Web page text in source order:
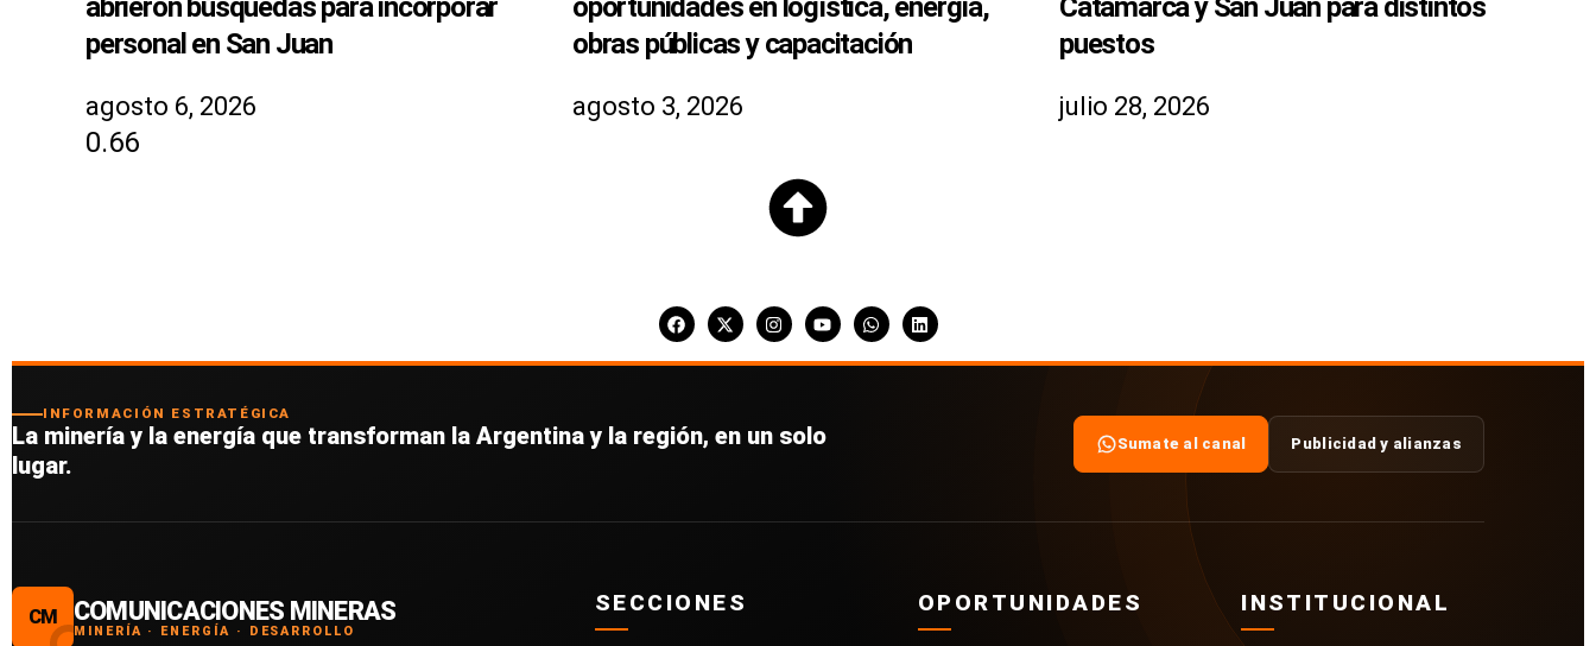
personal en San Juan
agosto 6, 2026
obras públicas y capacitación
agosto 3, 2026
puestos
julio 28, 2026
INFORMACIÓN ESTRATÉGICA
La minería y la energía que transforman la Argentina y la región, en un solo
lugar.
Sumate al canal Publicidad y alianzas
CM COMUNICACIONES MINERAS
MINERÍA · ENERGÍA · DESARROLLO
SECCIONES OPORTUNIDADES INSTITUCIONAL